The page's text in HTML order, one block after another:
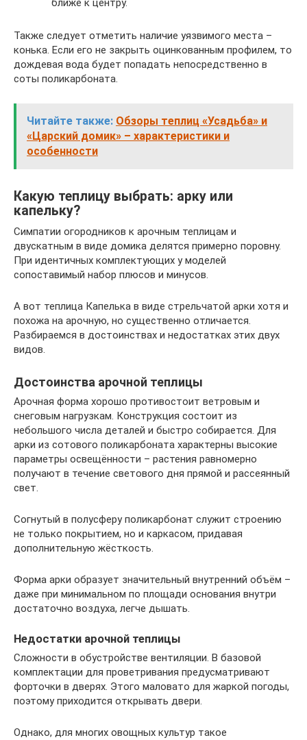
ближе к центру.
Также следует отметить наличие уязвимого места –
конька. Если его не закрыть оцинкованным профилем, то
дождевая вода будет попадать непосредственно в
соты поликарбоната.
Читайте также: Обзоры теплиц «Усадьба» и
«Царский домик» – характеристики и
особенности
Какую теплицу выбрать: арку или
капельку?
Симпатии огородников к арочным теплицам и
двускатным в виде домика делятся примерно поровну.
При идентичных комплектующих у моделей
сопоставимый набор плюсов и минусов.
А вот теплица Капелька в виде стрельчатой арки хотя и
похожа на арочную, но существенно отличается.
Разбираемся в достоинствах и недостатках этих двух
видов.
Достоинства арочной теплицы
Арочная форма хорошо противостоит ветровым и
снеговым нагрузкам. Конструкция состоит из
небольшого числа деталей и быстро собирается. Для
арки из сотового поликарбоната характерны высокие
параметры освещённости – растения равномерно
получают в течение светового дня прямой и рассеянный
свет.
Согнутый в полусферу поликарбонат служит строению
не только покрытием, но и каркасом, придавая
дополнительную жёсткость.
Форма арки образует значительный внутренний объём –
даже при минимальном по площади основания внутри
достаточно воздуха, легче дышать.
Недостатки арочной теплицы
Сложности в обустройстве вентиляции. В базовой
комплектации для проветривания предусматривают
форточки в дверях. Этого маловато для жаркой погоды,
поэтому приходится открывать двери.
Однако, для многих овощных культур такое